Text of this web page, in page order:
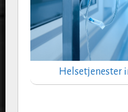
Helsetjenester